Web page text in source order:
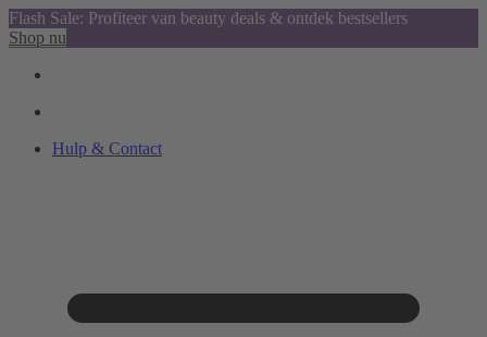
Flash Sale: Profiteer van beauty deals & ontdek bestsellers
Shop nu
Hulp & Contact